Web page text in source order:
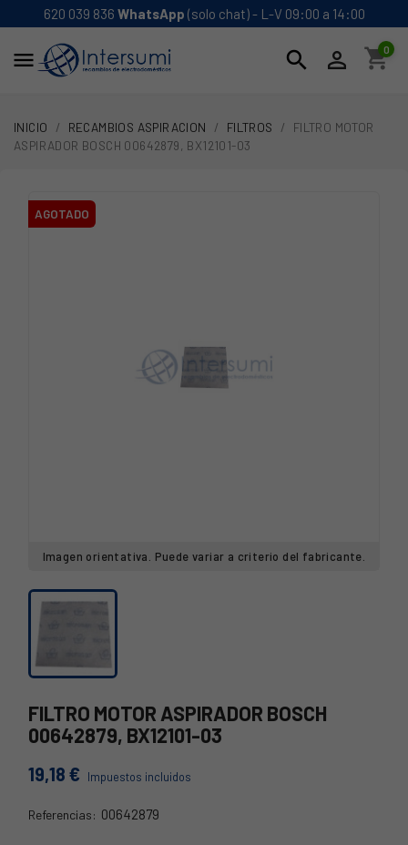
620 039 836 WhatsApp (solo chat) - L-V 09:00 a 14:00
 search  shopping_cart
0
INICIO RECAMBIOS ASPIRACION FILTROS
FILTRO MOTOR
ASPIRADOR BOSCH 00642879, BX12101-03
AGOTADO
Imagen orientativa. Puede variar a criterio del fabricante.
FILTRO MOTOR ASPIRADOR BOSCH
00642879, BX12101-03
19,18 € Impuestos incluidos
Referencias: 00642879
49BS0247